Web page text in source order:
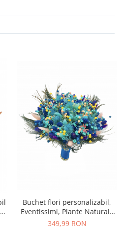
Buchet flori personalizabil,
Eventissimi, Plante Naturale
Uscate, Multicolor,
349,99 RON